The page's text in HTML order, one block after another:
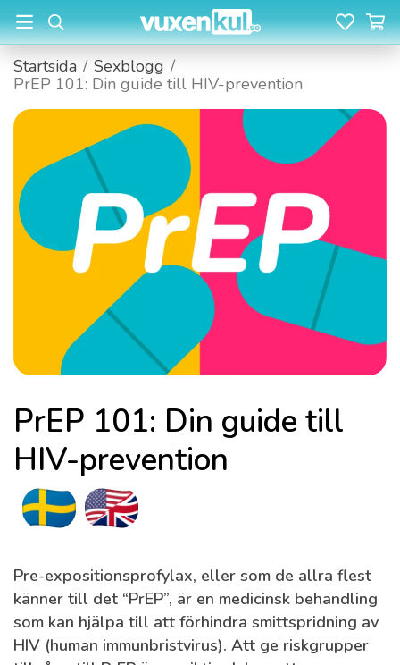
Startsida / Sexblogg /
PrEP 101: Din guide till HIV-prevention
PrEP 101: Din guide till
HIV-prevention
Pre-expositionsprofylax, eller som de allra flest
känner till det “PrEP”, är en medicinsk behandling
som kan hjälpa till att förhindra smittspridning av
HIV (human immunbristvirus). Att ge riskgrupper